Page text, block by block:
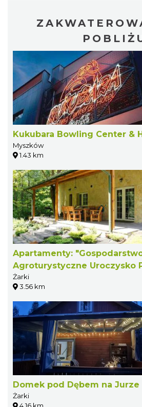
Kukubara Bowling Center &
Myszków
1.43 km
Apartamenty:
Agroturystyczne Uroczysko
Żarki
3.56 km
Domek pod Dębem na Jurze
Żarki